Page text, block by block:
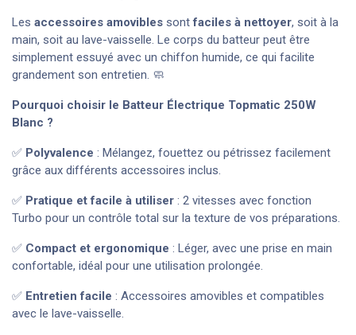
Les accessoires amovibles sontfaciles à nettoyer, soit à la
main, soit au lave-vaisselle. Le corps du batteur peut être
simplement essuyé avec un chiffon humide, ce qui facilite
grandement son entretien. 🧼
Pourquoi choisir le Batteur Électrique Topmatic 250W
Blanc ?
✅ Polyvalence : Mélangez, fouettez ou pétrissez facilement
grâce aux différents accessoires inclus.
✅ Pratique et facile à utiliser : 2 vitesses avec fonction
Turbo pour un contrôle total sur la texture de vos préparations.
✅ Compact et ergonomique : Léger, avec une prise en main
confortable, idéal pour une utilisation prolongée.
✅ Entretien facile : Accessoires amovibles et compatibles
avec le lave-vaisselle.